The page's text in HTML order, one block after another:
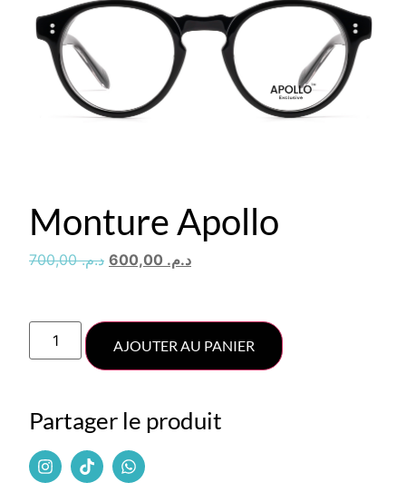
Monture Apollo
د.م.700,00 د.م.
AJOUTER AU PANIER
Partager le produit